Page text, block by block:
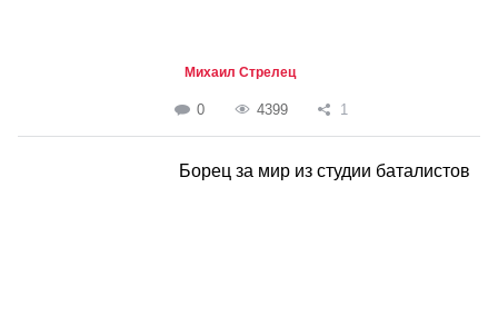
Михаил Стрелец
0 4399 1
Борец за мир из студии баталистов